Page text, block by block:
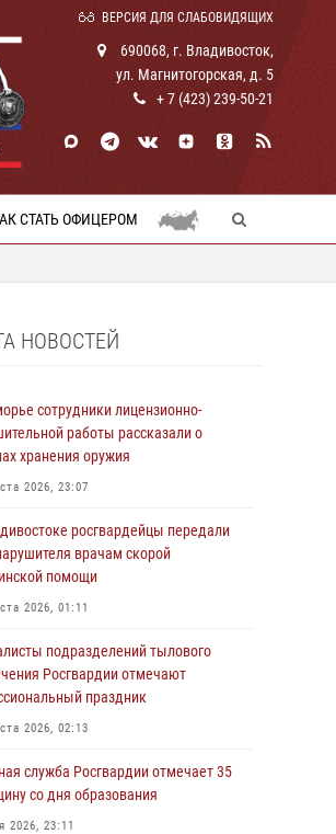
ВЕРСИЯ ДЛЯ СЛАБОВИДЯЩИХ
690068, г. Владивосток,
ул. Магнитогорская, д. 5
+ 7 (423) 239-50-21
СТАТЬ ОФИЦЕРОМ
НОВОСТЕЙ
сотрудники лицензионно-
работы рассказали о
хранения оружия
2026, 23:07
росгвардейцы передали
врачам скорой
помощи
2026, 01:11
подразделений тылового
Росгвардии отмечают
праздник
2026, 02:13
служба Росгвардии отмечает 35
со дня образования
2026, 23:11